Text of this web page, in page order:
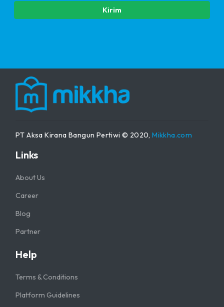
Kirim
PT Aksa Kirana Bangun Pertiwi © 2020,Mikkha.com
Links
About Us
Career
Blog
Partner
Help
Terms & Conditions
Platform Guidelines